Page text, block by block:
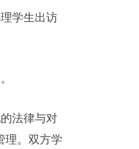
学生出访
法律与对
理。双方学